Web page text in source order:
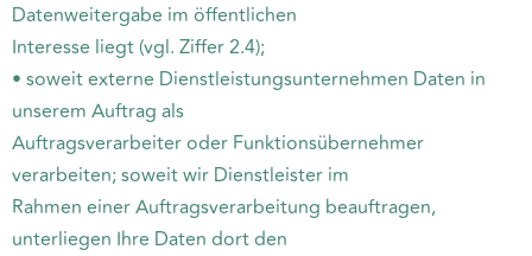
Datenweitergabe im öffentlichen
Interesse liegt (vgl. Ziffer 2.4);
• soweit externe Dienstleistungsunternehmen Daten in
unserem Auftrag als
Auftragsverarbeiter oder Funktionsübernehmer
verarbeiten; soweit wir Dienstleister im
Rahmen einer Auftragsverarbeitung beauftragen,
unterliegen Ihre Daten dort den